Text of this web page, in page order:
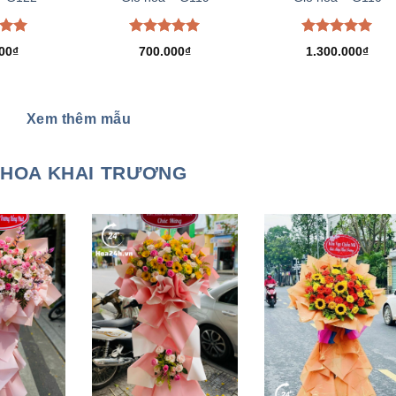
₫
Được xếp
hạng5.00
700.000₫
Được xếp
hạng5.00
1.300.000₫
Xem thêm mẫu
HOA KHAI TRƯƠNG